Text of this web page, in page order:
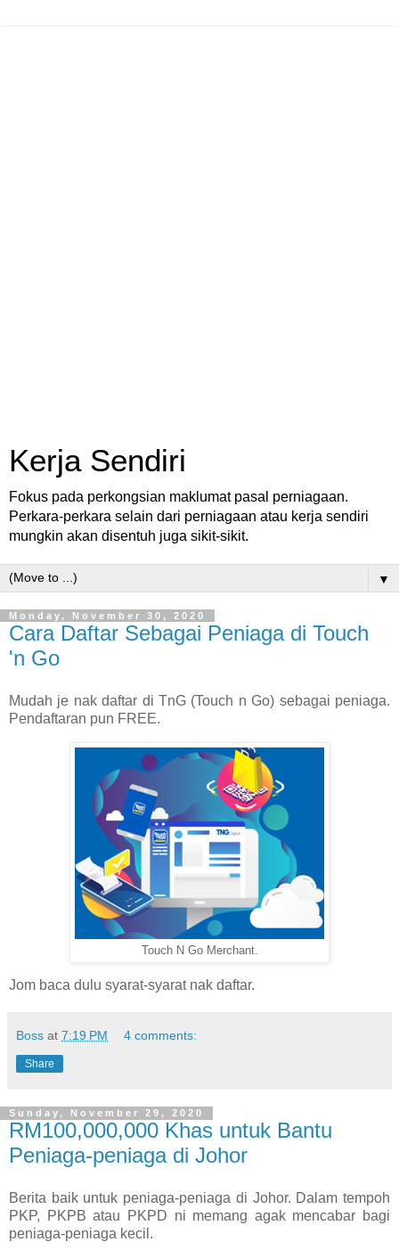
Kerja Sendiri
Fokus pada perkongsian maklumat pasal perniagaan.
Perkara-perkara selain dari perniagaan atau kerja sendiri
mungkin akan disentuh juga sikit-sikit.
▼
Monday, November 30, 2020
Cara Daftar Sebagai Peniaga di Touch
'n Go
Mudah je nak daftar di TnG (Touch n Go) sebagai peniaga.
Pendaftaran pun FREE.
Touch N Go Merchant.
Jom baca dulu syarat-syarat nak daftar.
Boss at 7:19 PM 4 comments:
Share
Sunday, November 29, 2020
RM100,000,000 Khas untuk Bantu
Peniaga-peniaga di Johor
Berita baik untuk peniaga-peniaga di Johor. Dalam tempoh
PKP, PKPB atau PKPD ni memang agak mencabar bagi
peniaga-peniaga kecil.